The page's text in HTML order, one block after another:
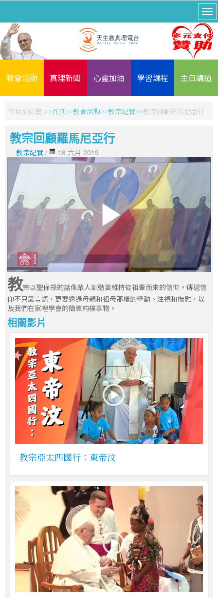
教會活動 真理新聞 心靈加油 學習課程 主日講道
你目前位置: 首頁 教會活動 教宗紀實 教宗回顧羅馬尼亞行
教宗回顧羅馬尼亞行
教宗紀實 / 18 六月 2019
教宗以聖保祿的話像眾人訓勉要維持從祖輩而來的信仰。傳遞信
仰不只靠言語，更要透過母親和祖母那樣的舉動、注視和撫慰，以
及我們在家裡學會的簡單純樸事物。
相關影片
教宗亞太四國行：東帝汶